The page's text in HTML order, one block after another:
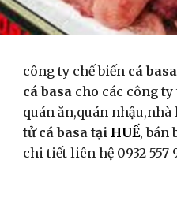
công ty chế biến cá
cá basa cho các công
quán ăn,quán nhậu,nhà
tử cá basa tại HUẾ, bán
chi tiết liên hệ 0932 557